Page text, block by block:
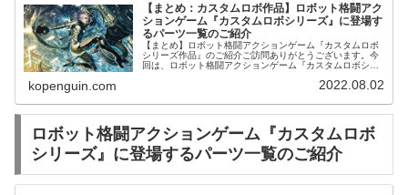
【まとめ：カスタムロボ作品】ロボット格闘アク
ションゲーム『カスタムロボシリーズ』に登場す
るパーツ一覧のご紹介
【まとめ】ロボット格闘アクションゲーム『カスタムロボ
シリーズ作品』のご紹介ご訪問ありがとうございます。今
回は、ロボット格闘アクションゲーム『カスタムロボシリ
kopenguin.com 2022.08.02
ロボット格闘アクションゲーム『カスタムロボ
シリーズ』に登場するパーツ一覧のご紹介